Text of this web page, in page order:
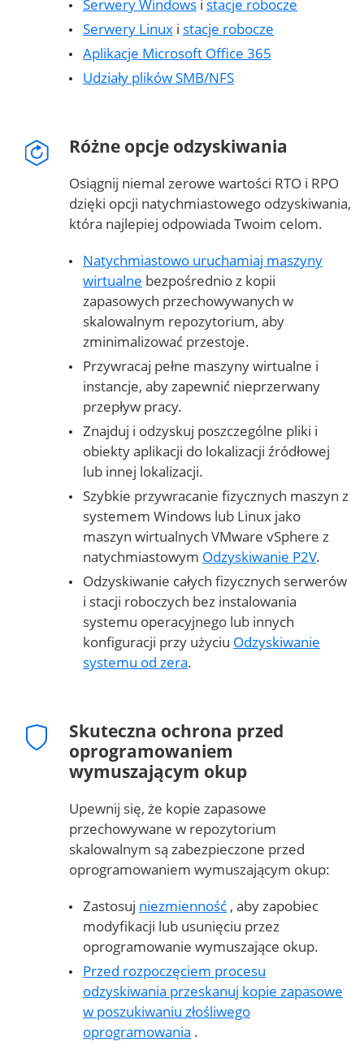
Serwery Windows i stacje robocze
Serwery Linux i stacje robocze
Aplikacje Microsoft Office 365
Udziały plików SMB/NFS
Różne opcje odzyskiwania
Osiągnij niemal zerowe wartości RTO i RPO
dzięki opcji natychmiastowego odzyskiwania,
która najlepiej odpowiada Twoim celom.
Natychmiastowo uruchamiaj maszyny
wirtualne bezpośrednio z kopii
zapasowych przechowywanych w
skalowalnym repozytorium, aby
zminimalizować przestoje.
Przywracaj pełne maszyny wirtualne i
instancje, aby zapewnić nieprzerwany
przepływ pracy.
Znajduj i odzyskuj poszczególne pliki i
obiekty aplikacji do lokalizacji źródłowej
lub innej lokalizacji.
Szybkie przywracanie fizycznych maszyn z
systemem Windows lub Linux jako
maszyn wirtualnych VMware vSphere z
natychmiastowym Odzyskiwanie P2V.
Odzyskiwanie całych fizycznych serwerów
i stacji roboczych bez instalowania
systemu operacyjnego lub innych
konfiguracji przy użyciu Odzyskiwanie
systemu od zera.
Skuteczna ochrona przed
oprogramowaniem
wymuszającym okup
Upewnij się, że kopie zapasowe
przechowywane w repozytorium
skalowalnym są zabezpieczone przed
oprogramowaniem wymuszającym okup:
Zastosuj niezmienność , aby zapobiec
modyfikacji lub usunięciu przez
oprogramowanie wymuszające okup.
Przed rozpoczęciem procesu
odzyskiwania przeskanuj kopie zapasowe
w poszukiwaniu złośliwego
oprogramowania .